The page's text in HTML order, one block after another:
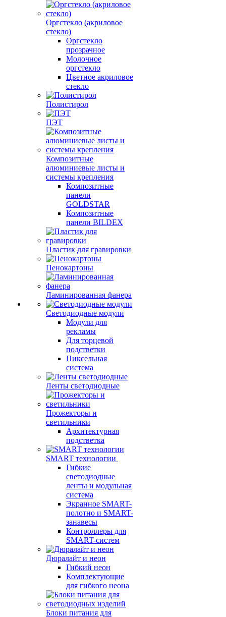
Оргстекло (акриловое
стекло)
Оргстекло
прозрачное
Молочное
оргстекло
Цветное акриловое
стекло
Полистирол
ПЭТ
Композитные
алюминиевые листы и
системы крепления
Композитные
панели
GOLDSTAR
Композитные
панели BILDEX
Пластик для гравировки
Пенокартоны
Ламинированная фанера
Светодиодные модули
Модули для
рекламы
Для торцевой
подстветки
Пиксельная
система
Ленты светодиодные
Прожекторы и
светильники
Архитектурная
подстветка
SMART технологии
Гибкие
светодиодные
ленты и модульная
система
Экранное SMART-
полотно и SMART-
занавесы
Контроллеры для
SMART-систем
Дюралайт и неон
Гибкий неон
Комплектующие
для гибкого неона
Блоки питания для